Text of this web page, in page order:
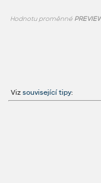
Hodnotu proměnné
Viz související tipy: